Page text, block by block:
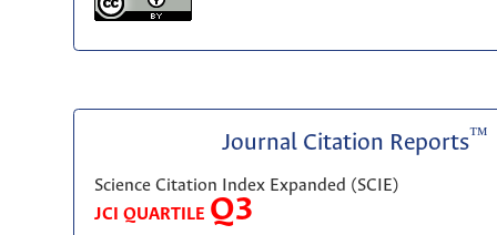
Journal Citation Reports™
Science Citation Index Expanded (SCIE)
JCI QUARTILE Q3